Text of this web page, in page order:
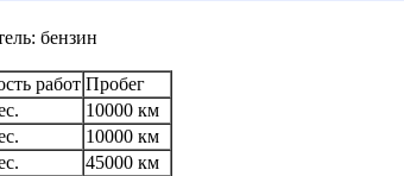
бензин
работ Пробег
10000 км
10000 км
45000 км